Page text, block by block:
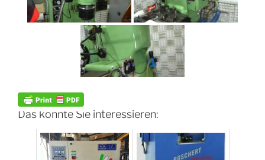
Das könnte Sie interessieren: